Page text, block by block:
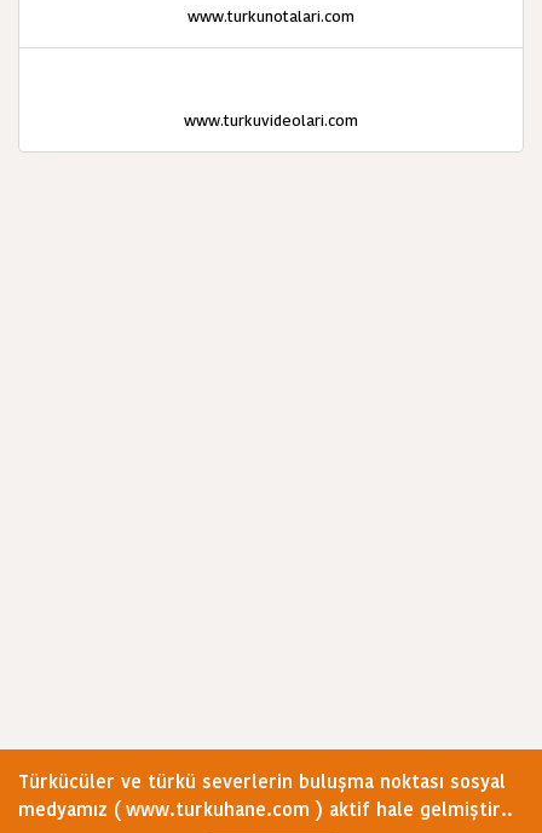
www.turkunotalari.com
www.turkuvideolari.com
Türkücüler ve türkü severlerin buluşma noktası sosyal
medyamız ( www.turkuhane.com ) aktif hale gelmiştir..